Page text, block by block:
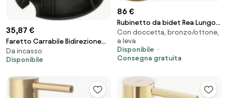
35,87 €
Faretto Carrabile Bidirezione
GU10 IP67 - INOX con Doppio
Pressacavo
Da incasso
Disponibile
86 €
Rubinetto da bidet Rea Lungo
Copper
Con doccetta, bronzo/ottone,
a leva
Disponibile
Consegna gratuita